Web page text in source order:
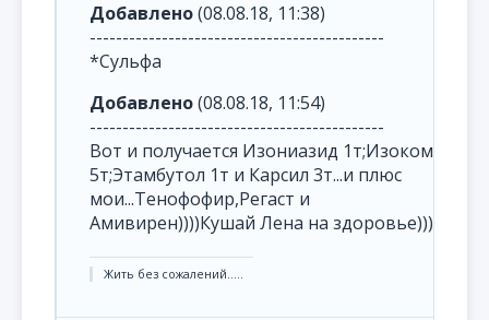
Добавлено(08.08.18, 11:38)
---------------------------------------------
*Сульфа
Добавлено(08.08.18, 11:54)
---------------------------------------------
Вот и получается Изониазид 1т;Изокомб
5т;Этамбутол 1т и Карсил 3т...и плюс
мои...Тенофофир,Регаст и
Амивирен))))Кушай Лена на здоровье)))
Жить без сожалений.....